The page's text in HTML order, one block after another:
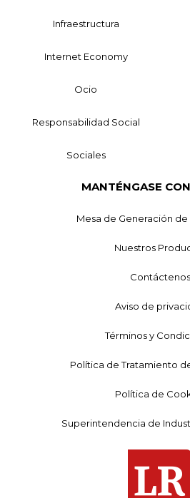
Infraestructura
Internet Economy
Ocio
Responsabilidad Social
Sociales
MANTÉNGASE
Mesa de Generación
Nuestros
Contáctenos
Aviso de
Términos y
Política de Tratamiento
Política de
Superintendencia de